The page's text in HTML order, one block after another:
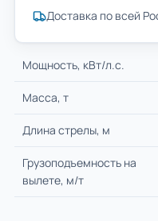
Доставка по всей
Мощность, кВт/л.с.
Масса, т
Длина стрелы, м
Грузоподъемность на
вылете, м/т